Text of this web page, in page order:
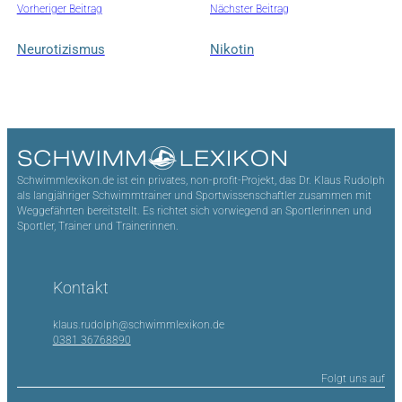
Vorheriger Beitrag
Neurotizismus
Nächster Beitrag
Nikotin
Schwimmlexikon.de ist ein privates, non-profit-Projekt, das Dr. Klaus Rudolph
als langjähriger Schwimmtrainer und Sportwissenschaftler zusammen mit
Weggefährten bereitstellt. Es richtet sich vorwiegend an Sportlerinnen und
Sportler, Trainer und Trainerinnen.
Kontakt
klaus.rudolph@schwimmlexikon.de
0381 36768890
Folgt uns auf